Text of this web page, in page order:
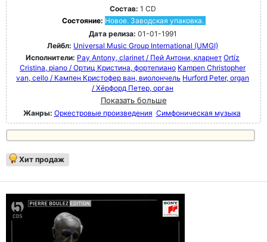
Состав: 1 CD
Состояние: Новое. Заводская упаковка.
Дата релиза: 01-01-1991
Лейбл: Universal Music Group International (UMGI)
Исполнители: Pay Antony, clarinet / Пей Антони, кларнет Ortíz
Cristina, piano / Ортиц Кристина, фортепиано Kampen Christopher
van, cello / Кампен Кристофер ван, виолончель Hurford Peter, organ
/ Хёрфорд Петер, орган
Показать больше
Жанры: Оркестровые произведения Симфоническая музыка
Хит продаж